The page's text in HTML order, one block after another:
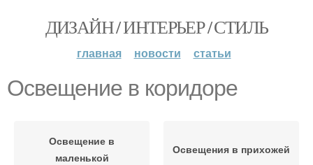
ДИЗАЙН / ИНТЕРЬЕР / СТИЛЬ
главная новости статьи
Освещение в коридоре
Освещение в
маленькой
Освещения в прихожей